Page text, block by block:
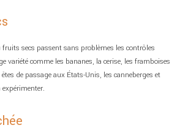
secs passent sans problèmes les contrôles
variété comme les bananes, la cerise, les framboises
de passage aux États-Unis, les canneberges et